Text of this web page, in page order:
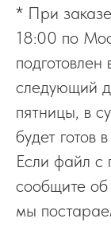
* При
18:00 по
следующий
пятницы, в
будет готов
Если файл с
сообщите об
мы